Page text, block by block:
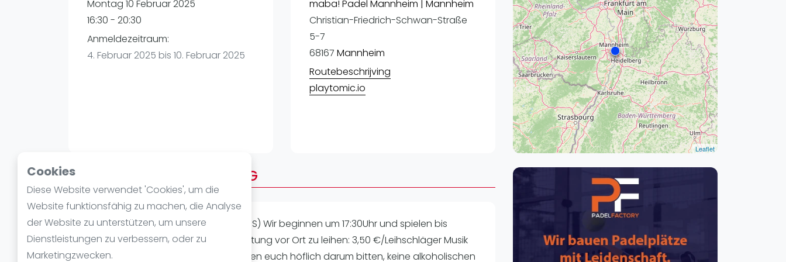
Cookies
Diese Website verwendet 'Cookies', um die
Website funktionsfähig zu machen, die Analyse
der Website zu unterstützen, um unsere
Dienstleistungen zu verbessern, oder zu
Marketingzwecken.
Verschiedenes
Leipzig
Dortmund
Essen
Montag 10 Februar 2025
16:30 - 20:30
Anmeldezeitraum:
4. Februar 2025 bis 10. Februar 2025
maba! Padel Mannheim | Mannheim
Christian-Friedrich-Schwan-Straße
5-7
68167 Mannheim
Routebeschrijving
playtomic.io
Leaflet
Über AFTERWORK MONTAG
AFTER WORK PADEL (4 INDOOR COURTS) Wir beginnen um 17:30Uhr und spielen bis
21:30Uhr. Spielstärke: Alle Level Ausrüstung vor Ort zu leihen: 3,50 €/Leihschläger Musik
und ganz viel Padelspaß! Wir möchten euch höflich darum bitten, keine alkoholischen